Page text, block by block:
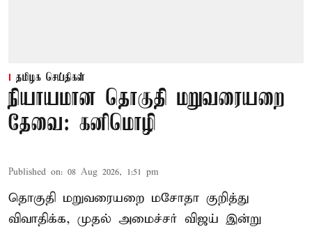
தமிழக செய்திகள்
நியாயமான தொகுதி மறுவரையறை
தேவை: கனிமொழி
Published on: 08 Aug 2026, 1:51 pm
தொகுதி மறுவரையறை மசோதா குறித்து
விவாதிக்க, முதல் அமைச்சர் விஜய் இன்று